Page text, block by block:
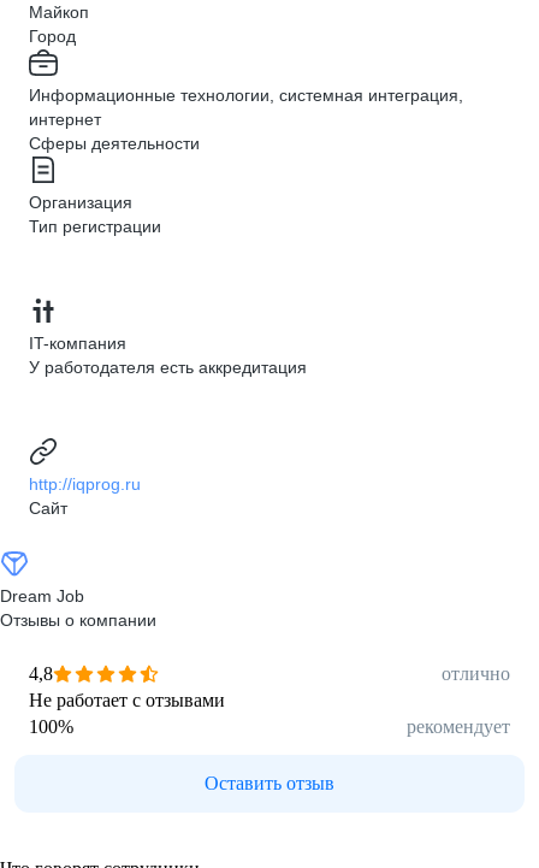
Майкоп
Город
Информационные технологии, системная интеграция,
интернет
Сферы деятельности
Организация
Тип регистрации
IT-компания
У работодателя есть аккредитация
http://iqprog.ru
Сайт
Dream Job
Отзывы о компании
4,8
отлично
Не работает с отзывами
100% рекомендует
Оставить отзыв